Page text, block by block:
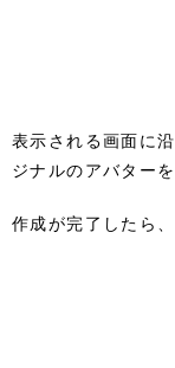
表示される画面に
ジナルのアバター
作成が完了したら